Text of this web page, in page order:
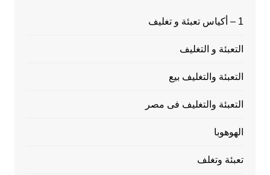
1 – أكياس تعبئة و تغليف
التعبئة و التغليف
التعبئة والتغليف بيع
التعبئة والتغليف فى مصر
الهوهوبا
تعبئة وتغلف